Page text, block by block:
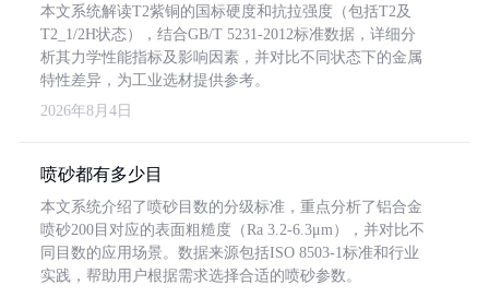
本文系统解读T2紫铜的国标硬度和抗拉强度（包括T2及
T2_1/2H状态），结合GB/T 5231-2012标准数据，详细分
析其力学性能指标及影响因素，并对比不同状态下的金属
特性差异，为工业选材提供参考。
2026年8月4日
喷砂都有多少目
本文系统介绍了喷砂目数的分级标准，重点分析了铝合金
喷砂200目对应的表面粗糙度（Ra 3.2-6.3μm），并对比不
同目数的应用场景。数据来源包括ISO 8503-1标准和行业
实践，帮助用户根据需求选择合适的喷砂参数。